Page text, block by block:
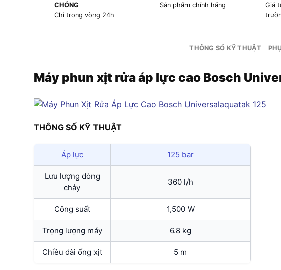
CHÓNG
Chỉ trong vòng 24h
Sản phẩm chính hãng
Giá
THÔNG SỐ KỸ THUẬT
Máy phun xịt rửa áp lực cao Bosch
THÔNG SỐ KỸ THUẬT
Áp lực 125 bar
Lưu lượng dòng
chảy
360 l/h
Công suất 1,500 W
Trọng lượng máy 6.8 kg
Chiều dài ống xịt 5 m